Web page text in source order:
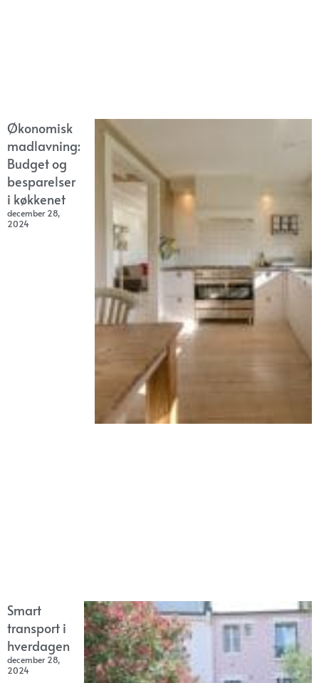
Økonomisk
madlavning:
Budget og
besparelser
i køkkenet
december 28,
2024
Smart
transport i
hverdagen
december 28,
2024